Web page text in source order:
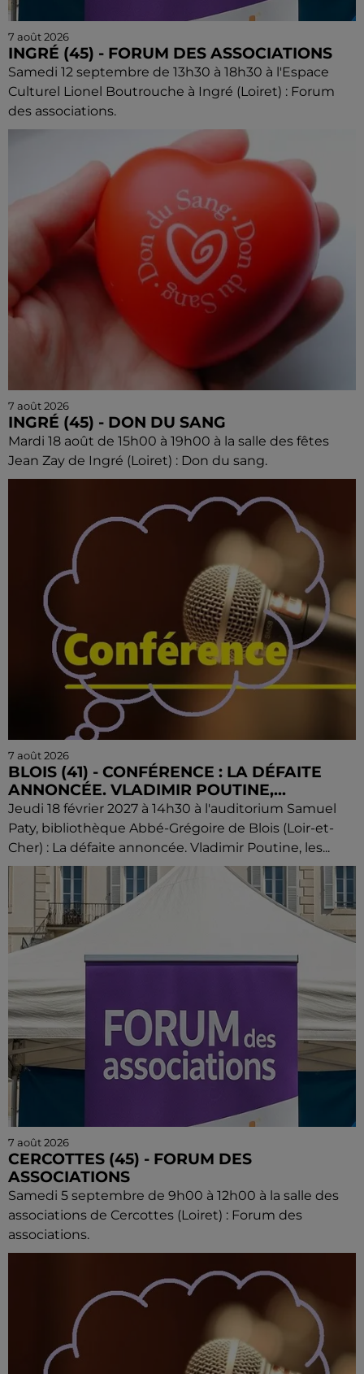
7 août 2026
INGRÉ (45) - FORUM DES ASSOCIATIONS
Samedi 12 septembre de 13h30 à 18h30 à l'Espace
Culturel Lionel Boutrouche à Ingré (Loiret) : Forum
des associations.
7 août 2026
INGRÉ (45) - DON DU SANG
Mardi 18 août de 15h00 à 19h00 à la salle des fêtes
Jean Zay de Ingré (Loiret) : Don du sang.
7 août 2026
BLOIS (41) - CONFÉRENCE : LA DÉFAITE
ANNONCÉE. VLADIMIR POUTINE,...
Jeudi 18 février 2027 à 14h30 à l'auditorium Samuel
Paty, bibliothèque Abbé-Grégoire de Blois (Loir-et-
Cher) : La défaite annoncée. Vladimir Poutine, les...
7 août 2026
CERCOTTES (45) - FORUM DES
ASSOCIATIONS
Samedi 5 septembre de 9h00 à 12h00 à la salle des
associations de Cercottes (Loiret) : Forum des
associations.